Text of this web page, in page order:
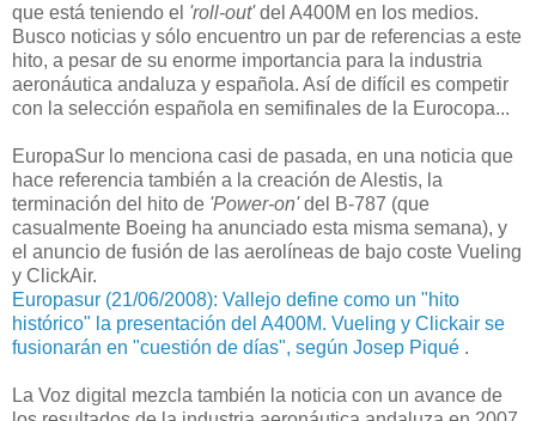
que está teniendo el 'roll-out'del A400M en los medios.
Busco noticias y sólo encuentro un par de referencias a este
hito, a pesar de su enorme importancia para la industria
aeronáutica andaluza y española. Así de difícil es competir
con la selección española en semifinales de la Eurocopa...
EuropaSur lo menciona casi de pasada, en una noticia que
hace referencia también a la creación de Alestis, la
terminación del hito de 'Power-on'del B-787 (que
casualmente Boeing ha anunciado esta misma semana), y
el anuncio de fusión de las aerolíneas de bajo coste Vueling
y ClickAir.
Europasur (21/06/2008): Vallejo define como un "hito
histórico" la presentación del A400M. Vueling y Clickair se
fusionarán en "cuestión de días", según Josep Piqué .
La Voz digital mezcla también la noticia con un avance de